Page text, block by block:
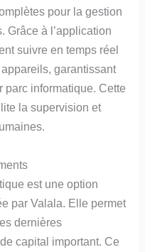
pour la gestion
Grâce à l’application
suivre en temps réel
garantissant
informatique. Cette
la supervision et
est une option
par Valala. Elle permet
dernières
capital important. Ce